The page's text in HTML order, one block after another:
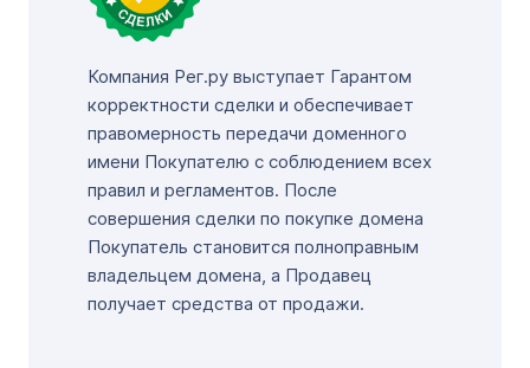
Компания Рег.ру выступает Гарантом
корректности сделки и обеспечивает
правомерность передачи доменного
имени Покупателю с соблюдением всех
правил и регламентов. После
совершения сделки по покупке домена
Покупатель становится полноправным
владельцем домена, а Продавец
получает средства от продажи.